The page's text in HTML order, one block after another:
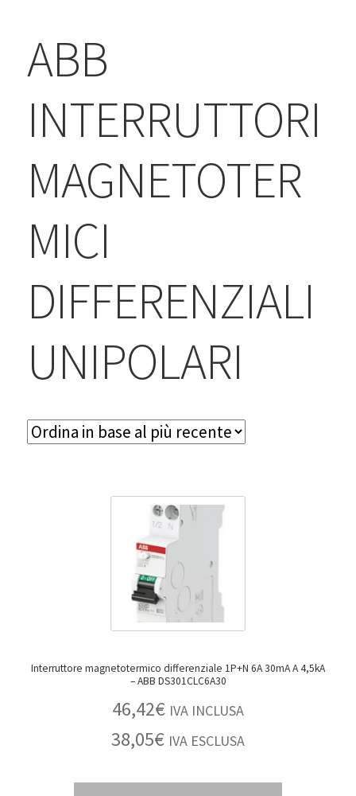
Contatti & Assistenza
Accedi/Registrati
ABB
INTERRUTTORI
MAGNETOTER
MICI
DIFFERENZIALI
UNIPOLARI
Interruttore magnetotermico differenziale 1P+N 6A 30mA A 4,5kA
– ABB DS301CLC6A30
46,42€ IVA INCLUSA
38,05€ IVA ESCLUSA